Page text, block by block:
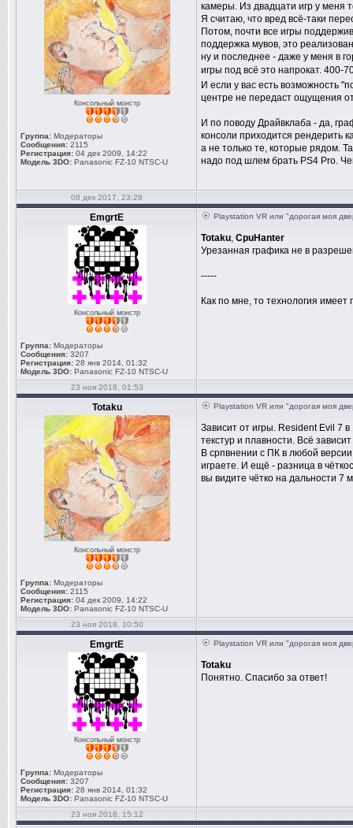
Консольный монстр
Группа: Модераторы
Сообщения: 2115
Регистрация: 04 дек 2009, 14:22
Модель 3DO: Panasonic FZ-10 NTSC-U
камеры. Из двадцати игр у меня
Я считаю, что вред всё-таки
Потом, почти все игры
поддержка мувов, это
ну и последнее - даже у меня в
игры под всё это напрокат. 400-
И если у вас есть возможность
центре не передаст ощущения
И по поводу Драйвклаба - да,
консоли приходится рендерить
а не только те, которые рядом.
надо под шлем брать PS4 Pro.
08 дек 2017, 23:28
EmgrtE
Консольный монстр
Группа: Модераторы
Сообщения: 3207
Регистрация: 28 янв 2014, 01:32
Модель 3DO: Panasonic FZ-10 NTSC-U
Playstation VR или "дорогая моя
Totaku, CpuHanter
Урезанная графика не в
-----
Как по мне, то технология имеет
23 ноя 2018, 01:53
Totaku
Консольный монстр
Группа: Модераторы
Сообщения: 2115
Регистрация: 04 дек 2009, 14:22
Модель 3DO: Panasonic FZ-10 NTSC-U
Playstation VR или "дорогая моя
Зависит от игры. Resident Evil 7
текстур и плавности. Всё
В српвнении с ПК в любой
играете. И ещё - разница в
вы видите чётко на дальности 7
23 ноя 2018, 10:50
EmgrtE
Консольный монстр
Группа: Модераторы
Сообщения: 3207
Регистрация: 28 янв 2014, 01:32
Модель 3DO: Panasonic FZ-10 NTSC-U
Playstation VR или "дорогая моя
Totaku
Понятно. Спасибо за ответ!
23 ноя 2018, 15:12